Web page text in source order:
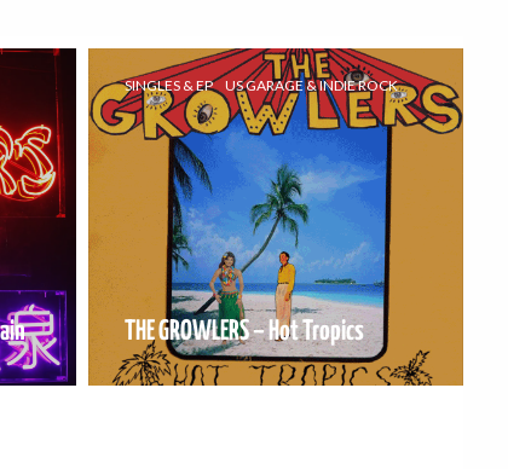
SINGLES & EP US GARAGE & INDIE ROCK
THE GROWLERS – Hot Tropics